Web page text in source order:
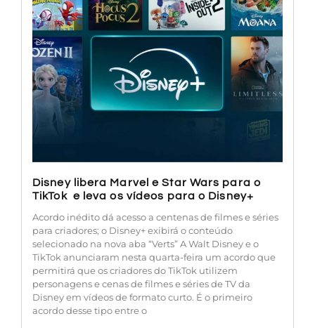
Disney libera Marvel e Star Wars para o
TikTok e leva os vídeos para o Disney+
Acordo inédito dá acesso a centenas de filmes e séries
para criadores; o Disney+ exibirá o conteúdo
selecionado na nova aba “Verts” A Walt Disney e o
TikTok anunciaram nesta quarta-feira um acordo que
permitirá que os criadores do TikTok utilizem
personagens e cenas de filmes e séries de TV da
Disney em vídeos de formato curto. É o primeiro
acordo desse tipo entre o